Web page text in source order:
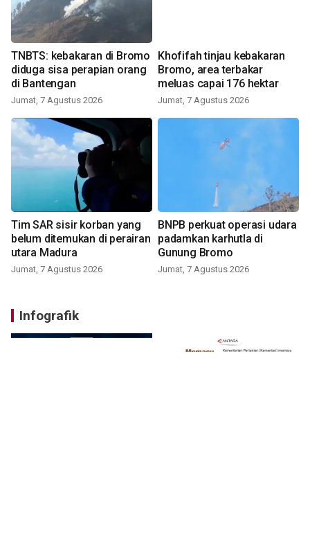
TNBTS: kebakaran di Bromo
diduga sisa perapian orang
di Bantengan
Jumat, 7 Agustus 2026
Khofifah tinjau kebakaran
Bromo, area terbakar
meluas capai 176 hektar
Jumat, 7 Agustus 2026
Tim SAR sisir korban yang
belum ditemukan di perairan
utara Madura
Jumat, 7 Agustus 2026
BNPB perkuat operasi udara
padamkan karhutla di
Gunung Bromo
Jumat, 7 Agustus 2026
Infografik